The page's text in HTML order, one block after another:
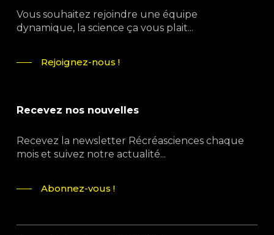
Vous souhaitez rejoindre une équipe
dynamique, la science ça vous plait...
Rejoignez-nous !
Recevez nos nouvelles
Recevez la newsletter Récréasciences chaque
mois et suivez notre actualité...
Abonnez-vous !